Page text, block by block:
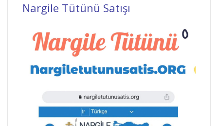
Nargile Tütünü Satışı